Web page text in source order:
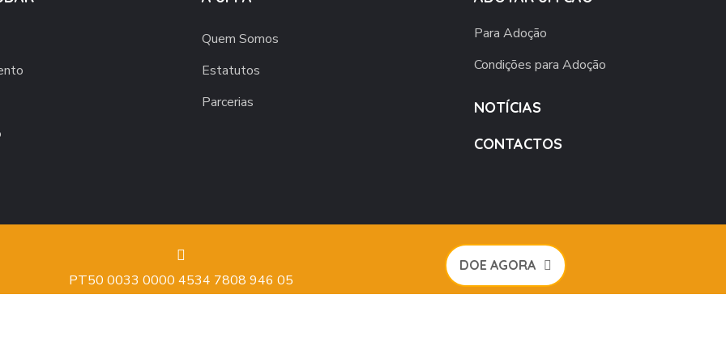
Quem Somos
Estatutos
Parcerias
Para Adoção
Condições para Adoção
NOTÍCIAS
CONTACTOS
PT50 0033 0000 4534 7808 946 05
DOE AGORA